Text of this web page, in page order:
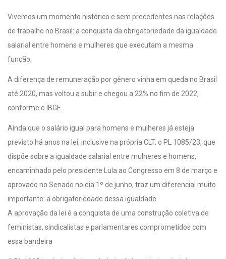
Vivemos um momento histórico e sem precedentes nas relações
de trabalho no Brasil: a conquista da obrigatoriedade da igualdade
salarial entre homens e mulheres que executam a mesma
função.
A diferença de remuneração por gênero vinha em queda no Brasil
até 2020, mas voltou a subir e chegou a 22% no fim de 2022,
conforme o IBGE.
Ainda que o salário igual para homens e mulheres já esteja
previsto há anos na lei, inclusive na própria CLT, o PL 1085/23, que
dispõe sobre a igualdade salarial entre mulheres e homens,
encaminhado pelo presidente Lula ao Congresso em 8 de março e
aprovado no Senado no dia 1º de junho, traz um diferencial muito
importante: a obrigatoriedade dessa igualdade.
A aprovação da lei é a conquista de uma construção coletiva de
feministas, sindicalistas e parlamentares comprometidos com
essa bandeira